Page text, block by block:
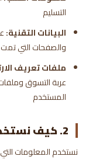
التسليم
البيانات التقنية:
والصفحات التي تمت
ملفات تعريف
عربة التسوق وملفات
المستخدم
2. كيف نستخدم معلوماتك
نستخدم المعلومات